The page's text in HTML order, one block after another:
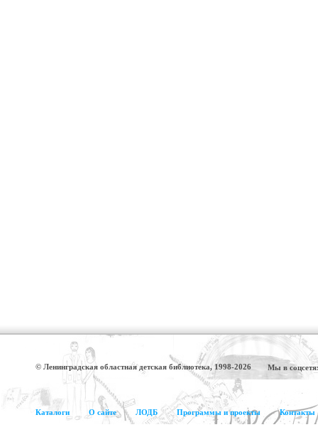
© Ленинградская областная детская библиотека, 1998-2026 Мы в
Каталоги О сайте ЛОДБ Программы и проекты Контакты